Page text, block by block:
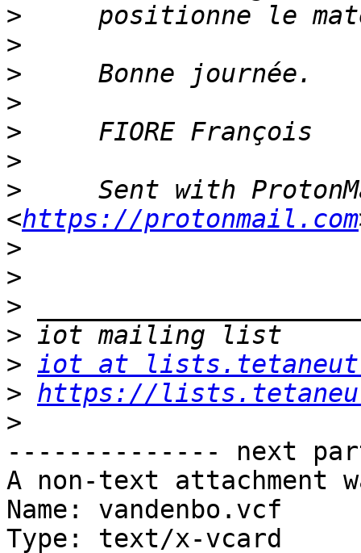
>
>
>
>
>
>
>
Sent with
<https://protonmail.com
>
>
>
>
> iot at
> https://
>
-------------- next
A non-text attachment
Name: vandenbo.vcf
Type: text/x-vcard